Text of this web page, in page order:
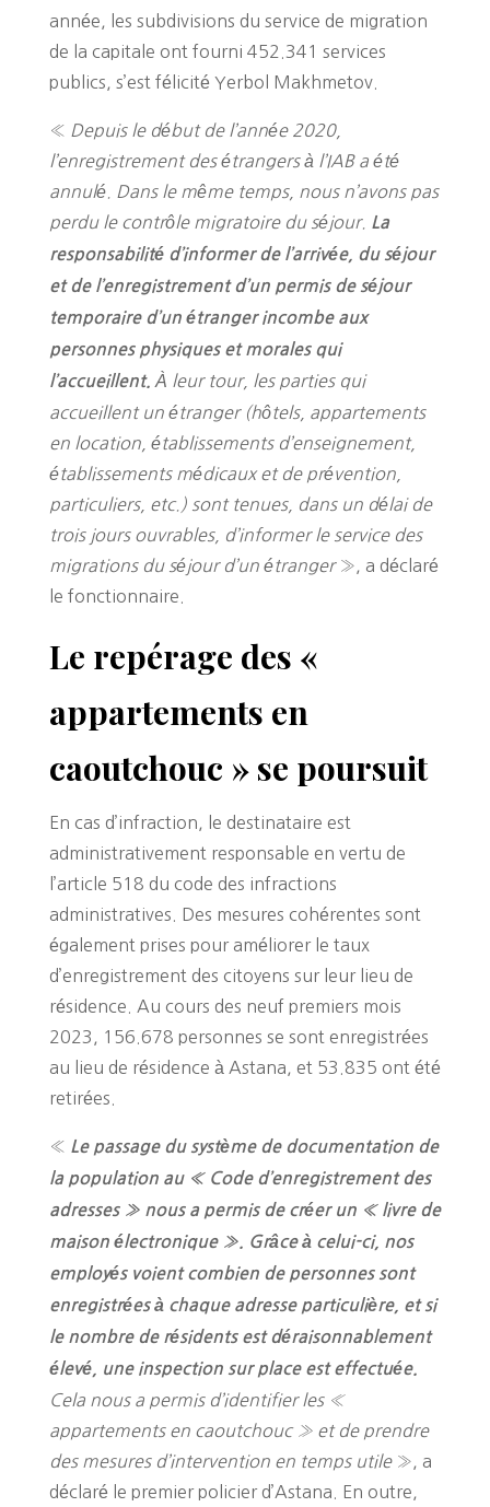
année, les subdivisions du service de migration
de la capitale ont fourni 452.341 services
publics, s’est félicité Yerbol Makhmetov.
« Depuis le début de l’année 2020,
l’enregistrement des étrangers à l’IAB a été
annulé. Dans le même temps, nous n’avons pas
perdu le contrôle migratoire du séjour. La
responsabilité d’informer de l’arrivée, du séjour
et de l’enregistrement d’un permis de séjour
temporaire d’un étranger incombe aux
personnes physiques et morales qui
l’accueillent. À leur tour, les parties qui
accueillent un étranger (hôtels, appartements
en location, établissements d’enseignement,
établissements médicaux et de prévention,
particuliers, etc.) sont tenues, dans un délai de
trois jours ouvrables, d’informer le service des
migrations du séjour d’un étranger», a déclaré
le fonctionnaire.
Le repérage des «
appartements en
caoutchouc » se poursuit
En cas d’infraction, le destinataire est
administrativement responsable en vertu de
l’article 518 du code des infractions
administratives. Des mesures cohérentes sont
également prises pour améliorer le taux
d’enregistrement des citoyens sur leur lieu de
résidence. Au cours des neuf premiers mois
2023, 156.678 personnes se sont enregistrées
au lieu de résidence à Astana, et 53.835 ont été
retirées.
« Le passage du système de documentation de
la population au « Code d’enregistrement des
adresses » nous a permis de créer un « livre de
maison électronique ». Grâce à celui-ci, nos
employés voient combien de personnes sont
enregistrées à chaque adresse particulière, et si
le nombre de résidents est déraisonnablement
élevé, une inspection sur place est effectuée.
Cela nous a permis d’identifier les «
appartements en caoutchouc » et de prendre
des mesures d’intervention en temps utile», a
déclaré le premier policier d’Astana. En outre,